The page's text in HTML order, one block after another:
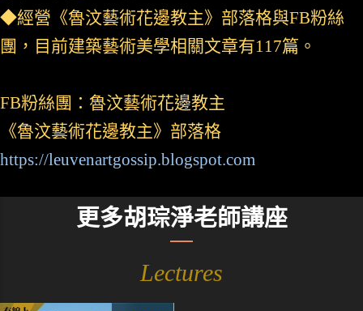
◆經營《魯汶藝術花邊教主》部落格與FB粉絲
團，目前建築藝術美學相關文章有117篇。
FB粉絲團：魯汶藝術花邊教主
《魯汶藝術花邊教主》部落格
https://leuvenartgossip.blogspot.com
更多胡琮淨老師講座
Lectures